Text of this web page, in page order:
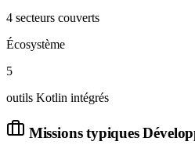
4 secteurs couverts
Écosystème
5
outils Kotlin intégrés
Missions typiques